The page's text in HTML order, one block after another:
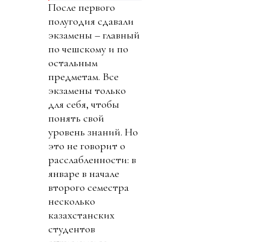
После первого
полугодия сдавали
экзамены – главный
по чешскому и по
остальным
предметам. Все
экзамены только
для себя, чтобы
понять свой
уровень знаний. Но
это не говорит о
расслабленности: в
январе в начале
второго семестра
несколько
казахстанских
студентов